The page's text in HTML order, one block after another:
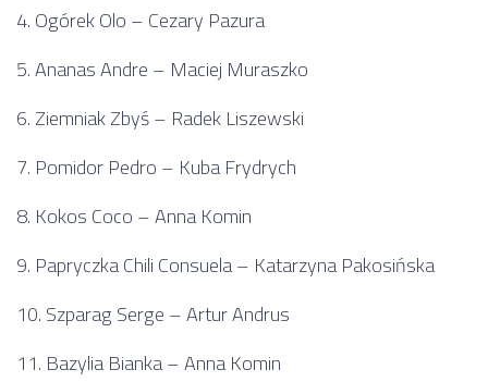
4. Ogórek Olo – Cezary Pazura
5. Ananas Andre – Maciej Muraszko
6. Ziemniak Zbyś – Radek Liszewski
7. Pomidor Pedro – Kuba Frydrych
8. Kokos Coco – Anna Komin
9. Papryczka Chili Consuela – Katarzyna Pakosińska
10. Szparag Serge – Artur Andrus
11. Bazylia Bianka – Anna Komin